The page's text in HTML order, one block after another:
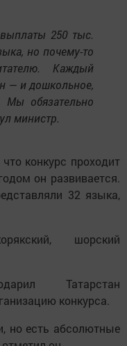
250 тыс.
но почему-то
Каждый
— и дошкольное,
Мы обязательно
министр.
конкурс проходит
он развивается.
32 языка,
шорский
Татарстан
конкурса.
но есть абсолютные